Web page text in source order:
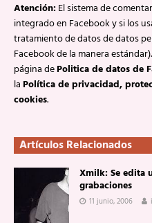
Atención:El sistema de
integrado en Facebook y si los
tratamiento de datos de datos
Facebook de la manera
página dePolitica de datos de
laPolítica de privacidad,
cookies.
Artículos Relacionados
Xmilk: Se edita
grabaciones
11 junio, 2006